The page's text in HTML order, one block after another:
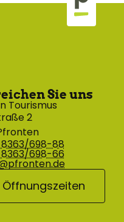
Sie uns
Tourismus
2
698-88
698-66
Öffnungszeiten